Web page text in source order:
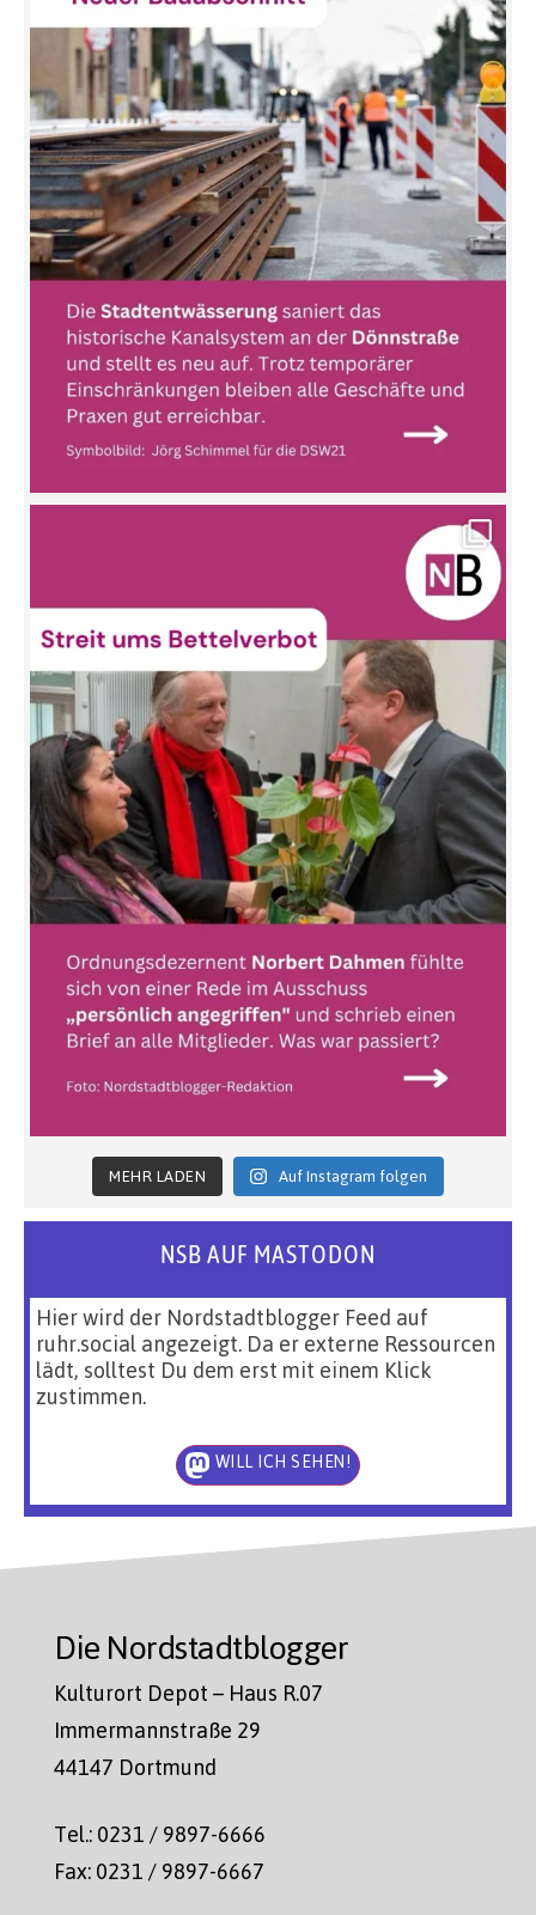
MEHR LADEN Auf Instagram folgen
NSB AUF MASTODON
Hier wird der Nordstadtblogger Feed auf
ruhr.social angezeigt. Da er externe Ressourcen
lädt, solltest Du dem erst mit einem Klick
zustimmen.
WILL ICH SEHEN!
Die Nordstadtblogger
Kulturort Depot – Haus R.07
Immermannstraße 29
44147 Dortmund
Tel.: 0231 / 9897-6666
Fax: 0231 / 9897-6667